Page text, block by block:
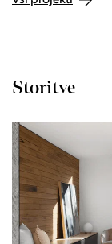
Storitve